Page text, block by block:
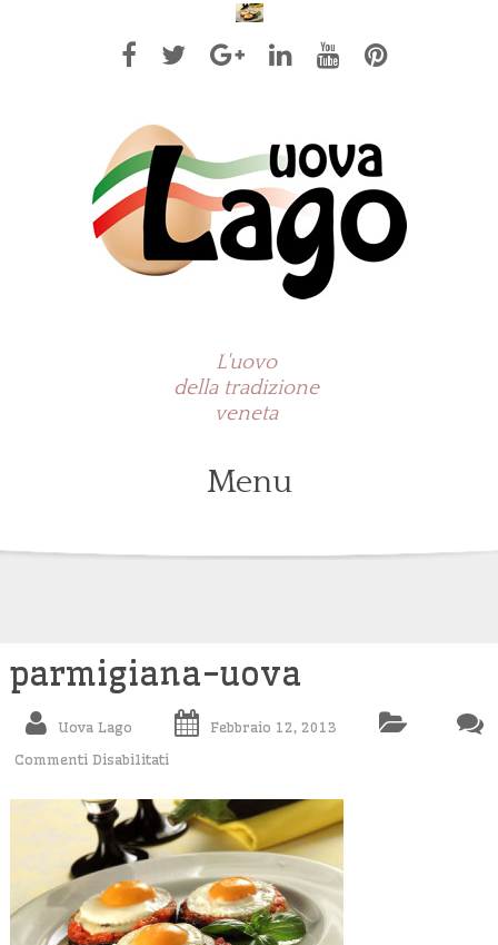
L'uovo
della tradizione
veneta
Menu
Skip
parmigiana-uova
Uova Lago
Febbraio 12, 2013
Commenti Disabilitati
Uova